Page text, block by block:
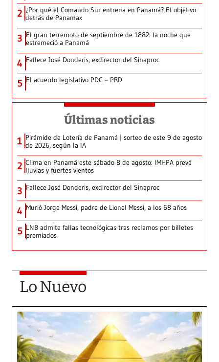
2 ¿Por qué el Comando Sur entrena en Panamá? El objetivo
detrás de Panamax
3 El gran terremoto de septiembre de 1882: la noche que
estremeció a Panamá
4 Fallece José Donderis, exdirector del Sinaproc
5 El acuerdo legislativo PDC – PRD
Últimas noticias
1 Pirámide de Lotería de Panamá | sorteo de este 9 de agosto
de 2026, según la IA
2 Clima en Panamá este sábado 8 de agosto: IMHPA prevé
lluvias y fuertes vientos
3 Fallece José Donderis, exdirector del Sinaproc
4 Murió Jorge Messi, padre de Lionel Messi, a los 68 años
5 LNB admite fallas tecnológicas tras reclamos por billetes
premiados
Lo Nuevo